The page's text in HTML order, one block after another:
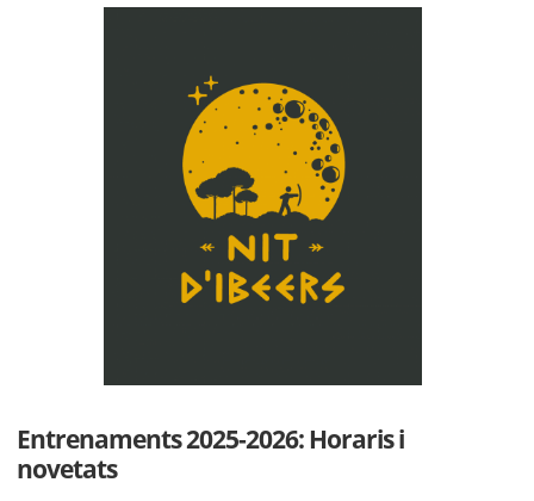
Entrenaments 2025-2026: Horaris i
novetats